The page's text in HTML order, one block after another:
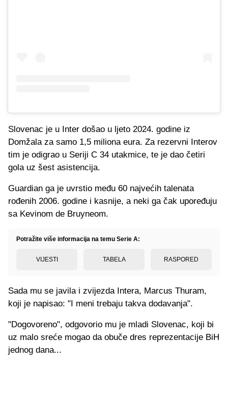
Slovenac je u Inter došao u ljeto 2024. godine iz
Domžala za samo 1,5 miliona eura. Za rezervni Interov
tim je odigrao u Seriji C 34 utakmice, te je dao četiri
gola uz šest asistencija.
Guardian ga je uvrstio među 60 najvećih talenata
rođenih 2006. godine i kasnije, a neki ga čak upoređuju
sa Kevinom de Bruyneom.
Potražite više informacija na temu Serie A:
VIJESTI TABELA RASPORED
Sada mu se javila i zvijezda Intera, Marcus Thuram,
koji je napisao: "I meni trebaju takva dodavanja".
"Dogovoreno", odgovorio mu je mladi Slovenac, koji bi
uz malo sreće mogao da obuče dres reprezentacije BiH
jednog dana...